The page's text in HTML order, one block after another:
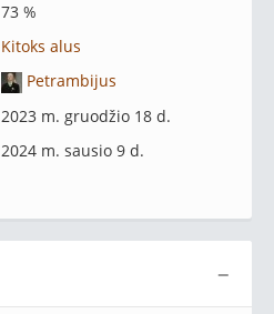
73 %
Kitoks alus
Petrambijus
2023 m. gruodžio 18 d.
2024 m. sausio 9 d.
−